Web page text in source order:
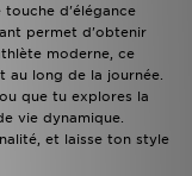
d'élégance
permet d'obtenir
moderne, ce
au long de la journée.
que tu explores la
vie dynamique.
et laisse ton style